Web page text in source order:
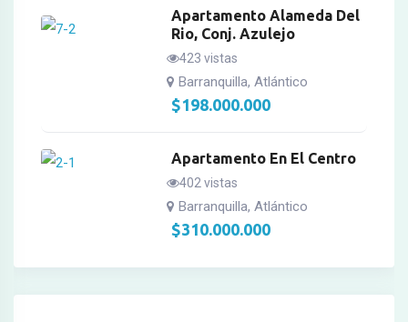
Apartamento Alameda Del
Rio, Conj. Azulejo
423 vistas
Barranquilla, Atlántico
$198.000.000
Apartamento En El Centro
402 vistas
Barranquilla, Atlántico
$310.000.000